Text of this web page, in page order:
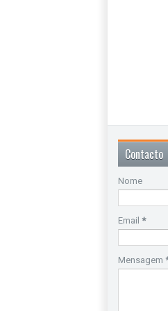
Contacto
Nome
Email *
Mensagem